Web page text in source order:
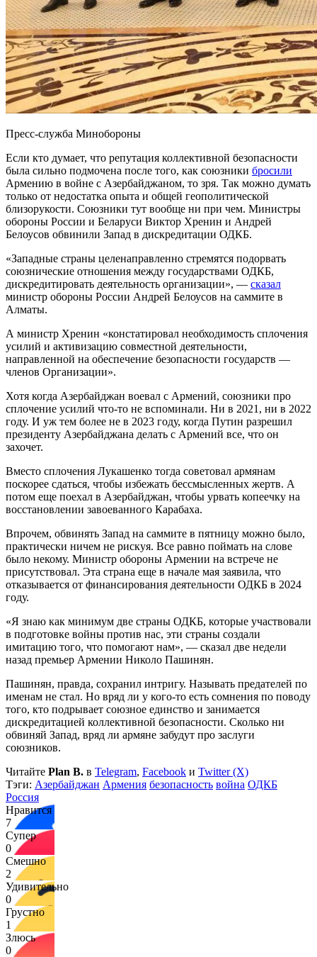
Пресс-служба Минобороны
Если кто думает, что репутация коллективной безопасности
была сильно подмочена после того, как союзники бросили
Армению в войне с Азербайджаном, то зря. Так можно думать
только от недостатка опыта и общей геополитической
близорукости. Союзники тут вообще ни при чем. Министры
обороны России и Беларуси Виктор Хренин и Андрей
Белоусов обвинили Запад в дискредитации ОДКБ.
«Западные страны целенаправленно стремятся подорвать
союзнические отношения между государствами ОДКБ,
дискредитировать деятельность организации», — сказал
министр обороны России Андрей Белоусов на саммите в
Алматы.
А министр Хренин «констатировал необходимость сплочения
усилий и активизацию совместной деятельности,
направленной на обеспечение безопасности государств —
членов Организации».
Хотя когда Азербайджан воевал с Армений, союзники про
сплочение усилий что-то не вспоминали. Ни в 2021, ни в 2022
году. И уж тем более не в 2023 году, когда Путин разрешил
президенту Азербайджана делать с Армений все, что он
захочет.
Вместо сплочения Лукашенко тогда советовал армянам
поскорее сдаться, чтобы избежать бессмысленных жертв. А
потом еще поехал в Азербайджан, чтобы урвать копеечку на
восстановлении завоеванного Карабаха.
Впрочем, обвинять Запад на саммите в пятницу можно было,
практически ничем не рискуя. Все равно поймать на слове
было некому. Министр обороны Армении на встрече не
присутствовал. Эта страна еще в начале мая заявила, что
отказывается от финансирования деятельности ОДКБ в 2024
году.
«Я знаю как минимум две страны ОДКБ, которые участвовали
в подготовке войны против нас, эти страны создали
имитацию того, что помогают нам», — сказал две недели
назад премьер Армении Николо Пашинян.
Пашинян, правда, сохранил интригу. Называть предателей по
именам не стал. Но вряд ли у кого-то есть сомнения по поводу
того, кто подрывает союзное единство и занимается
дискредитацией коллективной безопасности. Сколько ни
обвиняй Запад, вряд ли армяне забудут про заслуги
союзников.
Читайте Plan B. в Telegram, Facebook и Twitter (X)
Тэги: Азербайджан Армения безопасность война ОДКБ
Россия
Нравится
7
Супер
0
Смешно
2
Удивительно
0
Грустно
1
Злюсь
0